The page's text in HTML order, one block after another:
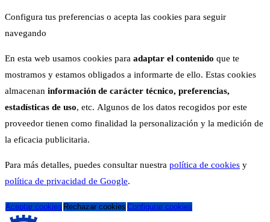
Configura tus preferencias o acepta las cookies para seguir
navegando
En esta web usamos cookies para adaptar el contenido que te
mostramos y estamos obligados a informarte de ello. Estas cookies
almacenan información de carácter técnico, preferencias,
estadísticas de uso, etc. Algunos de los datos recogidos por este
proveedor tienen como finalidad la personalización y la medición de
la eficacia publicitaria.
Para más detalles, puedes consultar nuestra política de cookies y
política de privacidad de Google.
Aceptar cookies Rechazar cookies Configurar cookies